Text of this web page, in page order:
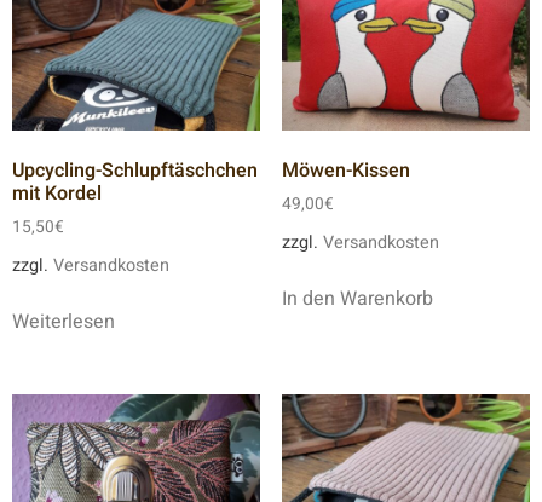
Upcycling-Schlupftäschchen
mit Kordel
15,50€
zzgl. Versandkosten
Weiterlesen
Möwen-Kissen
49,00€
zzgl. Versandkosten
In den Warenkorb